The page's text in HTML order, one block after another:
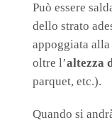
Può essere
dello strato
appoggiata
oltre l’altezza
parquet, etc.).
Quando si